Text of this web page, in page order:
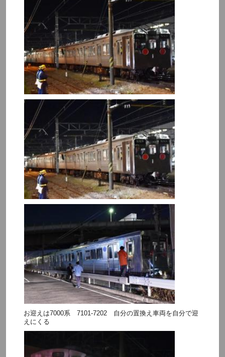
お迎えは7000系 7101-7202 自分の置換え車両を自分で迎
えにくる